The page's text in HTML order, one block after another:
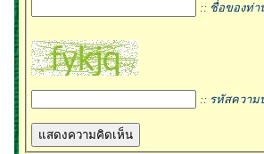
:: ชื่อของท่า
:: รหัสความ